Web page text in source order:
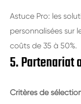
Astuce Pro: les
personnalisées sur
coûts de 35 à 50%.
5. Partenariat
Critères de